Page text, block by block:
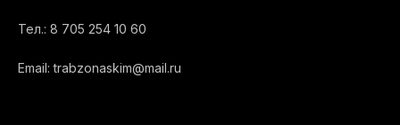
Тел.: 8 705 254 10 60
Email: trabzonaskim@mail.ru